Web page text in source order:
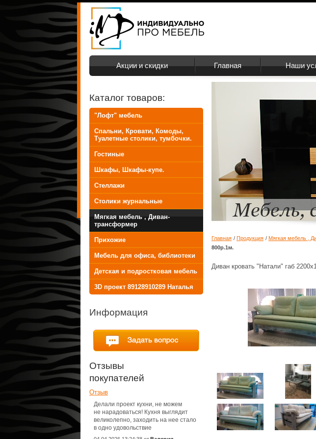
Акции и скидки Главная Наши
Каталог товаров:
"Лофт" мебель
Спальни, Кровати, Комоды,
Туалетные столики, тумбочки.
Гостиные
Шкафы, Шкафы-купе.
Стеллажи
Столики журнальные
Мягкая мебель , Диван-
трансформер
Прихожие
Мебель для офиса, библиотеки
Детская и подростковая мебель
3D проект 89128910289 Наталья
Информация
Отзывы
покупателей
Отзыв
Делали проект кухни, не можем
не нарадоваться! Кухня выглядит
великолепно, заходить на нее стало
в одно удовольствие
Главная / Продукция / Мягкая мебель ,
800р.1м.
Диван кровать "Натали" габ